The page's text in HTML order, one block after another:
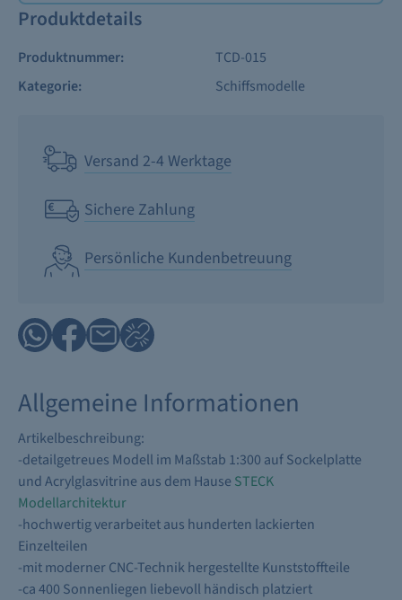
Produktdetails
Produktnummer:
TCD-015
Kategorie:
Schiffsmodelle
Versand 2-4 Werktage
Sichere Zahlung
Persönliche Kundenbetreuung
Allgemeine Informationen
Artikelbeschreibung:
-detailgetreues Modell im Maßstab 1:300 auf Sockelplatte
und Acrylglasvitrine aus dem Hause STECK
Modellarchitektur
-hochwertig verarbeitet aus hunderten lackierten
Einzelteilen
-mit moderner CNC-Technik hergestellte Kunststoffteile
-ca 400 Sonnenliegen liebevoll händisch platziert